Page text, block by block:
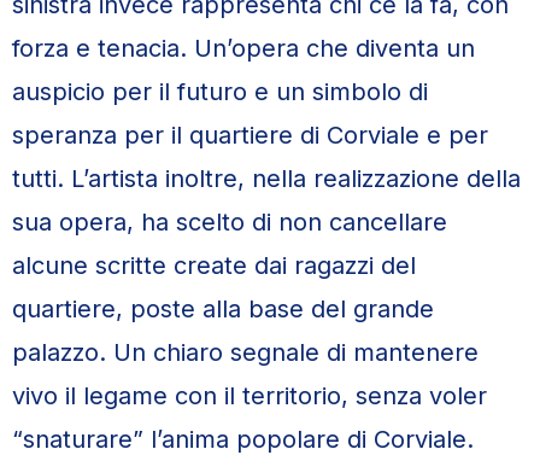
forza e tenacia. Un’opera che diventa un
auspicio per il futuro e un simbolo di
speranza per il quartiere di Corviale e per
tutti. L’artista inoltre, nella realizzazione della
sua opera, ha scelto di non cancellare
alcune scritte create dai ragazzi del
quartiere, poste alla base del grande
palazzo. Un chiaro segnale di mantenere
vivo il legame con il territorio, senza voler
“snaturare” l’anima popolare di Corviale.